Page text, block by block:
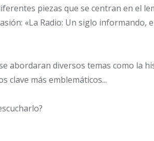
piezas que se centran en el
«La Radio: Un siglo informando,
abordaran diversos temas como la
clave más emblemáticos...